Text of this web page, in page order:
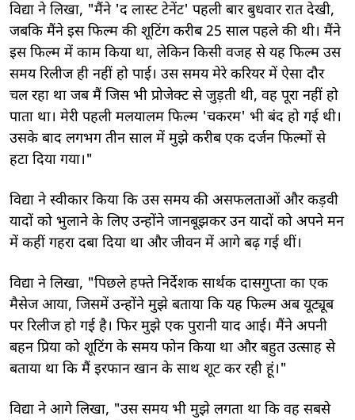
विद्या ने लिखा, "मैंने 'द लास्ट टेनेंट' पहली बार बुधवार रात देखी,
जबकि मैंने इस फिल्म की शूटिंग करीब 25 साल पहले की थी। मैंने
इस फिल्म में काम किया था, लेकिन किसी वजह से यह फिल्म उस
समय रिलीज ही नहीं हो पाई। उस समय मेरे करियर में ऐसा दौर
चल रहा था जब मैं जिस भी प्रोजेक्ट से जुड़ती थी, वह पूरा नहीं हो
पाता था। मेरी पहली मलयालम फिल्म 'चकरम' भी बंद हो गई थी।
उसके बाद लगभग तीन साल में मुझे करीब एक दर्जन फिल्मों से
हटा दिया गया।"
विद्या ने स्वीकार किया कि उस समय की असफलताओं और कड़वी
यादों को भुलाने के लिए उन्होंने जानबूझकर उन यादों को अपने मन
में कहीं गहरा दबा दिया था और जीवन में आगे बढ़ गई थीं।
विद्या ने लिखा, "पिछले हफ्ते निर्देशक सार्थक दासगुप्ता का एक
मैसेज आया, जिसमें उन्होंने मुझे बताया कि यह फिल्म अब यूट्यूब
पर रिलीज हो गई है। फिर मुझे एक पुरानी याद आई। मैंने अपनी
बहन प्रिया को शूटिंग के समय फोन किया था और बहुत उत्साह से
बताया था कि मैं इरफान खान के साथ शूट कर रही हूं।"
विद्या ने आगे लिखा, "उस समय भी मुझे लगता था कि वह सबसे